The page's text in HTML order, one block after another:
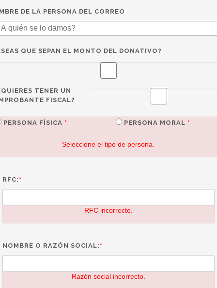
DE LA PERSONA DEL CORREO
QUE SEPAN EL MONTO DEL DONATIVO?
TENER UN
FISCAL?
PERSONA FÍSICA * PERSONA MORAL *
Seleccione el tipo de persona.
RFC: *
RFC incorrecto.
NOMBRE O RAZÓN SOCIAL: *
Razón social incorrecto.